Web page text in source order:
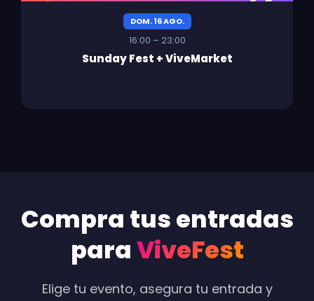
DOM. 16 AGO.
16:00 – 23:00
Sunday Fest + ViveMarket
Compra tus entradas
paraViveFest
Elige tu evento, asegura tu entrada y